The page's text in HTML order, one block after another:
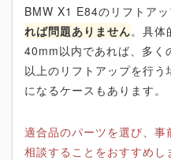
BMW X1 E84のリフトアッ
れば問題ありません。具体
40mm以内であれば、多く
以上のリフトアップを行
になるケースもあります。
適合品のパーツを選び、
相談することをおすすめし